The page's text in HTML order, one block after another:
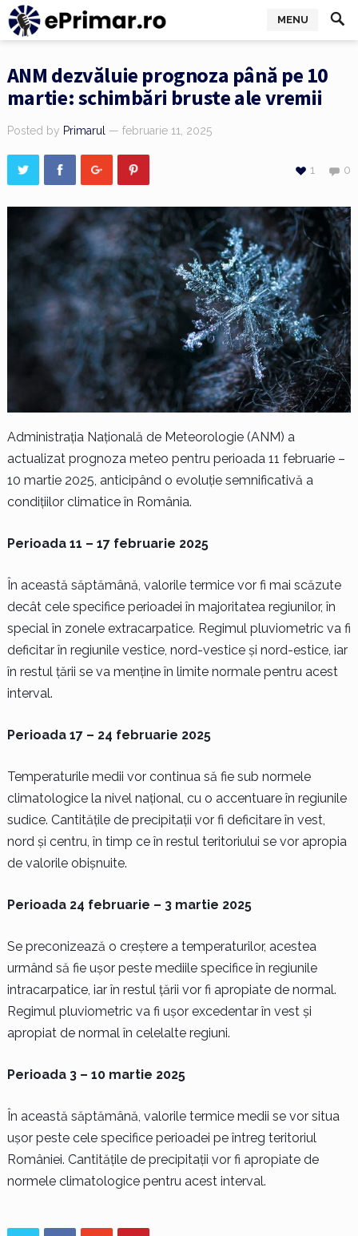
MENU
ANM dezvăluie prognoza până pe 10
martie: schimbări bruste ale vremii
Posted by Primarul — februarie 11, 2025
0
1
Administrația Națională de Meteorologie (ANM) a
actualizat prognoza meteo pentru perioada 11 februarie –
10 martie 2025, anticipând o evoluție semnificativă a
condițiilor climatice în România.
Perioada 11 – 17 februarie 2025
În această săptămână, valorile termice vor fi mai scăzute
decât cele specifice perioadei în majoritatea regiunilor, în
special în zonele extracarpatice. Regimul pluviometric va fi
deficitar în regiunile vestice, nord-vestice și nord-estice, iar
în restul țării se va menține în limite normale pentru acest
interval.
Perioada 17 – 24 februarie 2025
Temperaturile medii vor continua să fie sub normele
climatologice la nivel național, cu o accentuare în regiunile
sudice. Cantitățile de precipitații vor fi deficitare în vest,
nord și centru, în timp ce în restul teritoriului se vor apropia
de valorile obișnuite.
Perioada 24 februarie – 3 martie 2025
Se preconizează o creștere a temperaturilor, acestea
urmând să fie ușor peste mediile specifice în regiunile
intracarpatice, iar în restul țării vor fi apropiate de normal.
Regimul pluviometric va fi ușor excedentar în vest și
apropiat de normal în celelalte regiuni.
Perioada 3 – 10 martie 2025
În această săptămână, valorile termice medii se vor situa
ușor peste cele specifice perioadei pe întreg teritoriul
României. Cantitățile de precipitații vor fi apropiate de
normele climatologice pentru acest interval.